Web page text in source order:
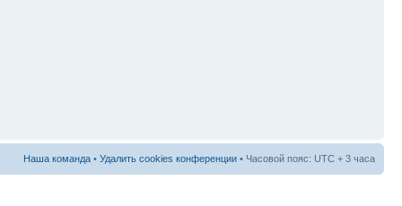
Наша команда • Удалить cookies конференции • Часовой пояс: UTC + 3 часа